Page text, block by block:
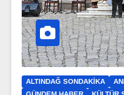
ALTINDAĞ SONDAKIKA